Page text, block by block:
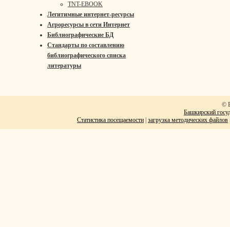
TNT-EBOOK
Легитимные интернет-ресурсы
Агроресурсы в сети Интернет
Библиографические БД
Стандарты по составлению
библиографического списка
литературы
©
Башкирский
Статистика посещаемости загрузка методических файлов